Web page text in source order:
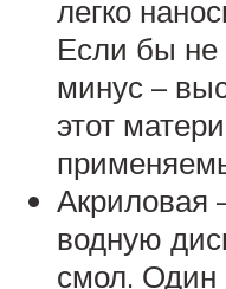
легко
Если бы не
минус –
этот
Акриловая
водную
смол. Один